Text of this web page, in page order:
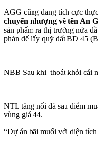
AGG cũng đang tích cực
chuyển nhượng về tên An
sản phẩm ra thị trường nửa
phán để lấy quỹ đất BD 45
NBB Sau khi thoát khỏi cái
NTL tăng nối đà sau điểm
vùng giá 44.
“Dự án bãi muối với diện